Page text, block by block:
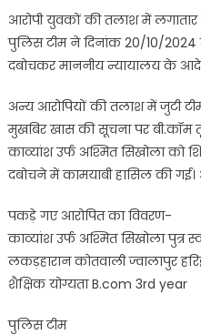
आरोपी युवकों की तलाश में
पुलिस टीम ने दिनांक 20/10/2024
दबोचकर माननीय न्यायालय के
अन्य आरोपियों की तलाश में जुटी
मुखबिर खास की सूचना पर बी.कॉम
काव्यांश उर्फ अश्मित सिखोला को
दबोचने में कामयाबी हासिल की गई।
पकड़े गए आरोपित का विवरण-
काव्यांश उर्फ अश्मित सिखोला पुत्र
लकड़हारान कोतवाली ज्वालापुर
शैक्षिक योग्यता B.com 3rd year
पुलिस टीम